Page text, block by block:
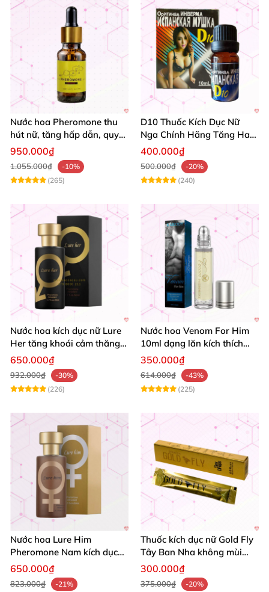
Nước hoa Pheromone thu
hút nữ, tăng hấp dẫn, quy
cách 10ml
950.000₫
1.055.000₫
-10%
(265)
D10 Thuốc Kích Dục Nữ
Nga Chính Hãng Tăng Ham
Muốn An Toàn
400.000₫
500.000₫
-20%
(240)
Nước hoa kích dục nữ Lure
Her tăng khoái cảm thăng
hoa cực mạnh
650.000₫
932.000₫
-30%
(226)
Nước hoa Venom For Him
10ml dạng lăn kích thích
ham muốn tình dục nữ
350.000₫
614.000₫
-43%
(225)
Nước hoa Lure Him
Pheromone Nam kích dục
mạnh, hương không mùi
650.000₫
823.000₫
-21%
Thuốc kích dục nữ Gold Fly
Tây Ban Nha không mùi
tăng ham muốn cao cấp
300.000₫
375.000₫
-20%